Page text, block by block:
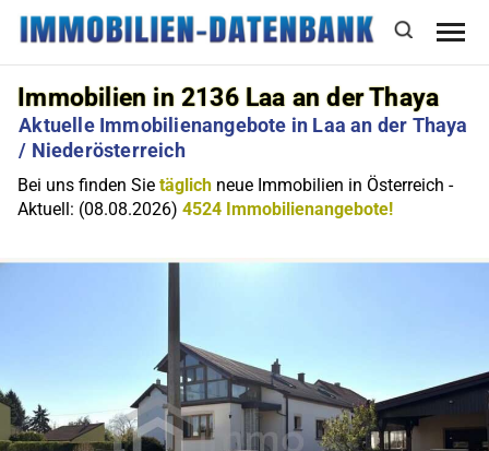
Immobilien in 2136 Laa an der Thaya
Aktuelle Immobilienangebote in Laa an der Thaya
/ Niederösterreich
Bei uns finden Sietäglich neue Immobilien in Österreich -
Aktuell: (08.08.2026)4524 Immobilienangebote!